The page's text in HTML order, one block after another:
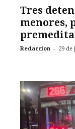
Tres
menores,
Redaccion - 29 de